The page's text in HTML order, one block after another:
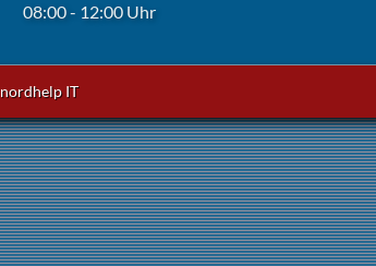
08:00 - 12:00 Uhr
nordhelp IT